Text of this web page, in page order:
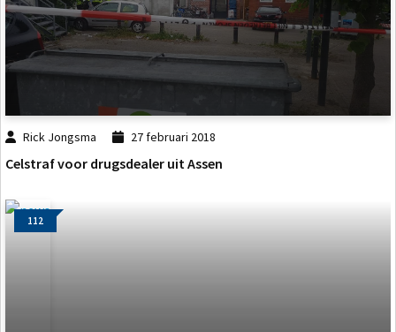
Rick Jongsma 27 februari 2018
Celstraf voor drugsdealer uit Assen
112